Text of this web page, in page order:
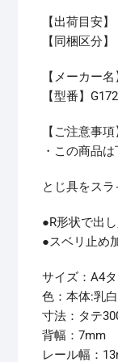
【出荷目安】
【同梱区分】
【メーカー
【型番】
【ご注意事項
・この商品
とじ具をス
●R形状で出
●スベリ止め
サイズ：A4
色：本体:乳
寸法：タテ
背幅：7mm
レール幅：